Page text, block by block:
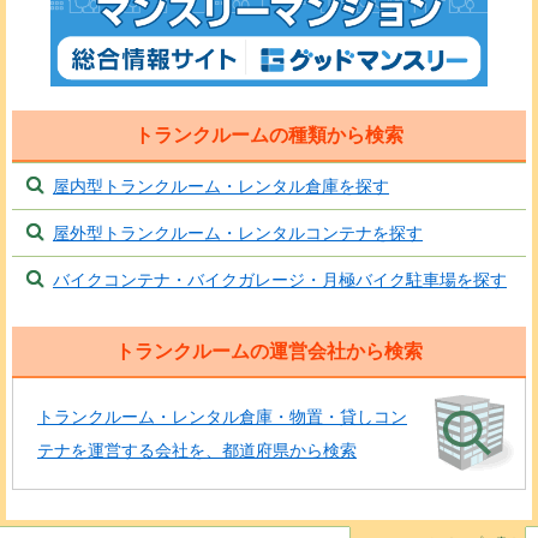
トランクルームの種類から検索
屋内型トランクルーム・レンタル倉庫を探す
屋外型トランクルーム・レンタルコンテナを探す
バイクコンテナ・バイクガレージ・月極バイク駐車場を探す
トランクルームの運営会社から検索
トランクルーム・レンタル倉庫・物置・貸しコン
テナを運営する会社を、都道府県から検索